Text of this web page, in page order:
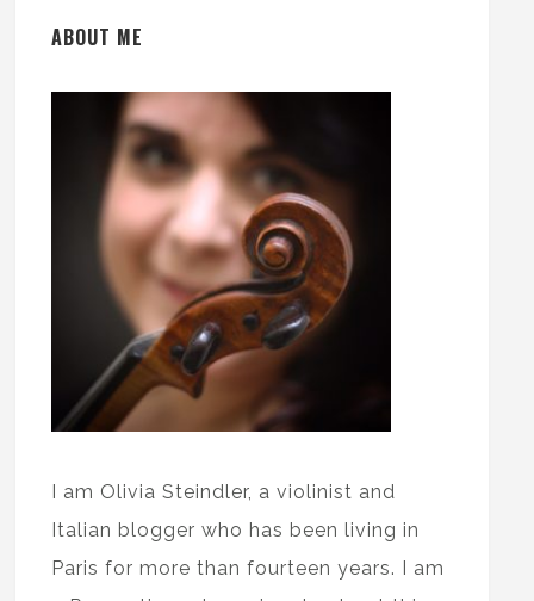
ABOUT ME
I am Olivia Steindler, a violinist and
Italian blogger who has been living in
Paris for more than fourteen years. I am